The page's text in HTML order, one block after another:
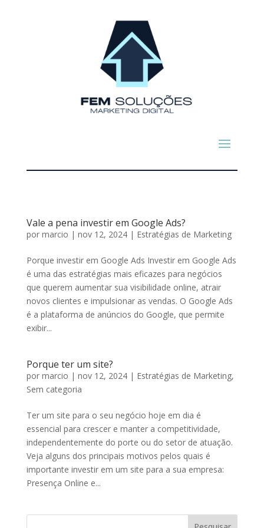
Vale a pena investir em Google Ads?
por marcio | nov 12, 2024| Estratégias de Marketing
Porque investir em Google Ads Investir em Google Ads
é uma das estratégias mais eficazes para negócios
que querem aumentar sua visibilidade online, atrair
novos clientes e impulsionar as vendas. O Google Ads
é a plataforma de anúncios do Google, que permite
exibir...
Porque ter um site?
por marcio | nov 12, 2024| Estratégias de Marketing,
Sem categoria
Ter um site para o seu negócio hoje em dia é
essencial para crescer e manter a competitividade,
independentemente do porte ou do setor de atuação.
Veja alguns dos principais motivos pelos quais é
importante investir em um site para a sua empresa:
Presença Online e...